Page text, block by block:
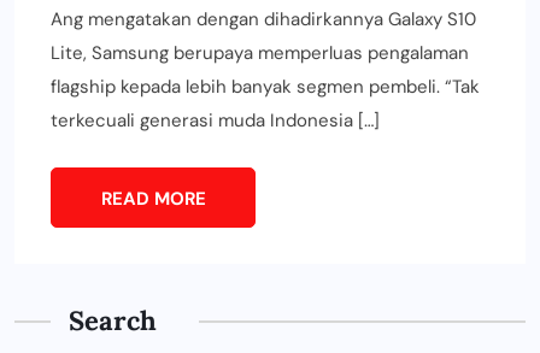
Ang mengatakan dengan dihadirkannya Galaxy S10
Lite, Samsung berupaya memperluas pengalaman
flagship kepada lebih banyak segmen pembeli. “Tak
terkecuali generasi muda Indonesia […]
READ MORE
Search